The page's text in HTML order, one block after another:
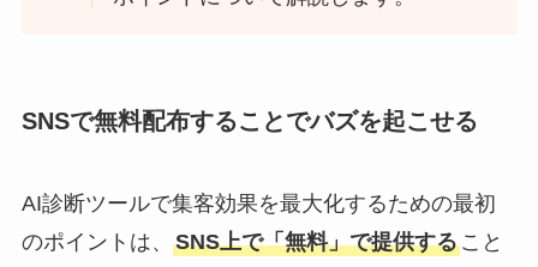
SNSで無料配布することでバズを起こせる
AI診断ツールで集客効果を最大化するための最初
のポイントは、 SNS上で「無料」で提供すること